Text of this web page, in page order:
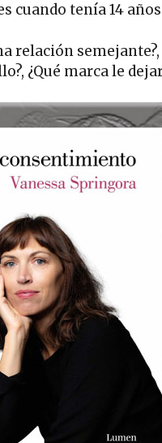
cuando tenía 14 años
relación semejante?,
¿Qué marca le